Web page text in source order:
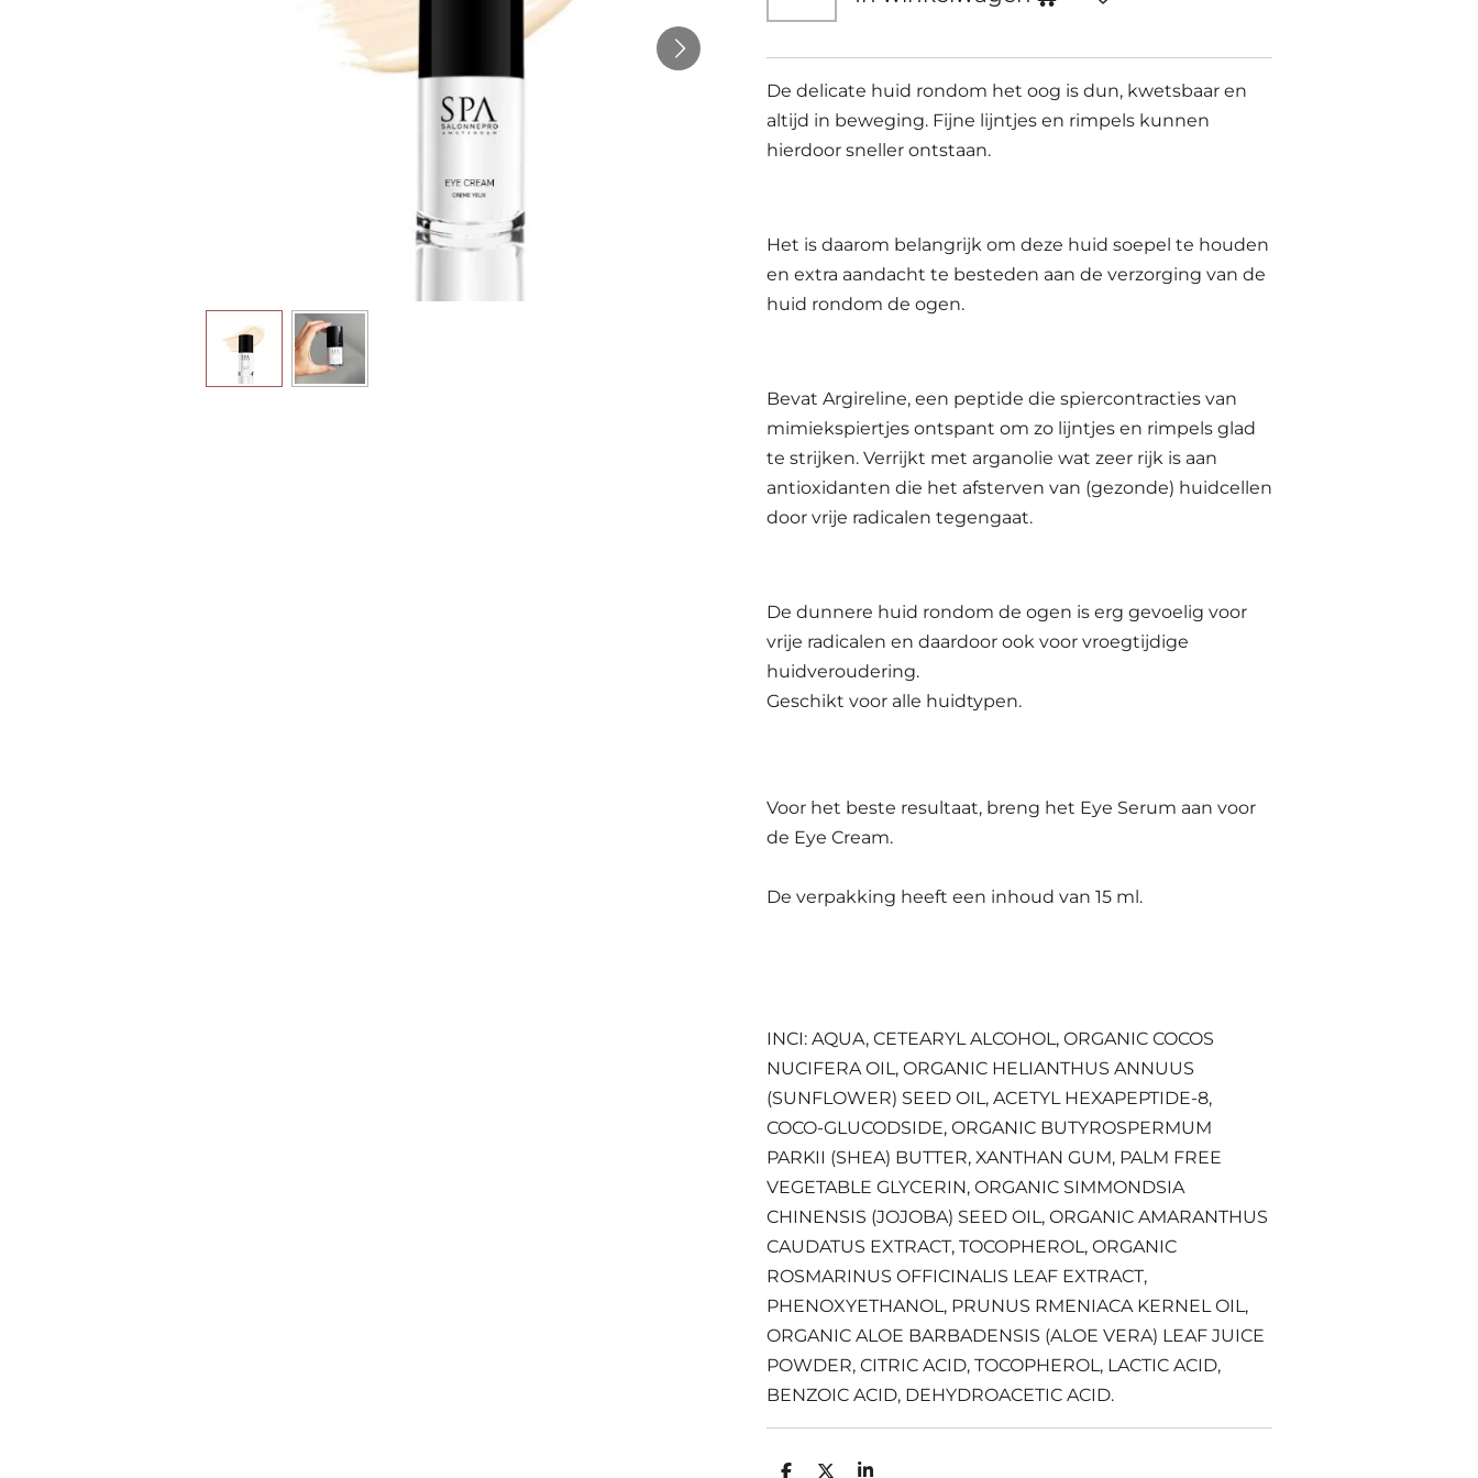
De delicate huid rondom het oog is dun, kwetsbaar en
altijd in beweging. Fijne lijntjes en rimpels kunnen
hierdoor sneller ontstaan.
Het is daarom belangrijk om deze huid soepel te houden
en extra aandacht te besteden aan de verzorging van de
huid rondom de ogen.
Bevat Argireline, een peptide die spiercontracties van
mimiekspiertjes ontspant om zo lijntjes en rimpels glad
te strijken. Verrijkt met arganolie wat zeer rijk is aan
antioxidanten die het afsterven van (gezonde) huidcellen
door vrije radicalen tegengaat.
De dunnere huid rondom de ogen is erg gevoelig voor
vrije radicalen en daardoor ook voor vroegtijdige
huidveroudering.
Geschikt voor alle huidtypen.
Voor het beste resultaat, breng het Eye Serum aan voor
de Eye Cream.
De verpakking heeft een inhoud van 15 ml.
INCI: AQUA, CETEARYL ALCOHOL, ORGANIC COCOS
NUCIFERA OIL, ORGANIC HELIANTHUS ANNUUS
(SUNFLOWER) SEED OIL, ACETYL HEXAPEPTIDE-8,
COCO-GLUCODSIDE, ORGANIC BUTYROSPERMUM
PARKII (SHEA) BUTTER, XANTHAN GUM, PALM FREE
VEGETABLE GLYCERIN, ORGANIC SIMMONDSIA
CHINENSIS (JOJOBA) SEED OIL, ORGANIC AMARANTHUS
CAUDATUS EXTRACT, TOCOPHEROL, ORGANIC
ROSMARINUS OFFICINALIS LEAF EXTRACT,
PHENOXYETHANOL, PRUNUS RMENIACA KERNEL OIL,
ORGANIC ALOE BARBADENSIS (ALOE VERA) LEAF JUICE
POWDER, CITRIC ACID, TOCOPHEROL, LACTIC ACID,
BENZOIC ACID, DEHYDROACETIC ACID.